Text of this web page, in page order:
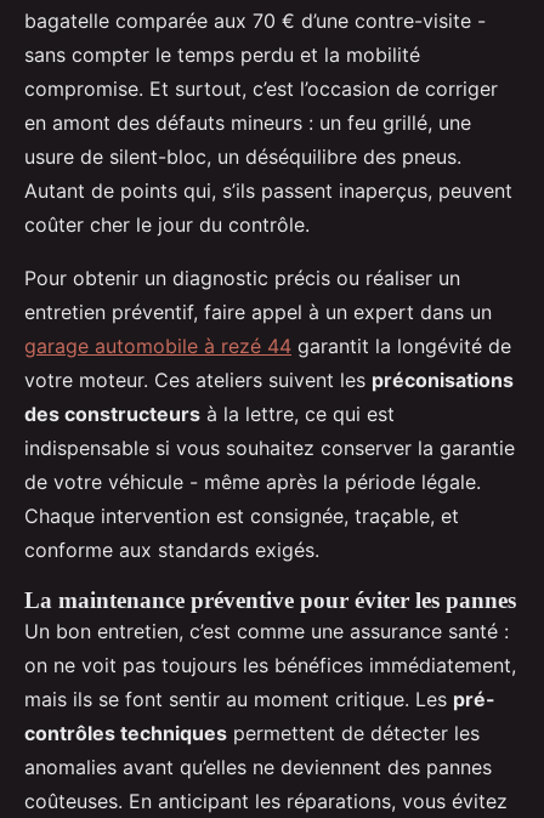
bagatelle comparée aux 70 € d’une contre-visite -
sans compter le temps perdu et la mobilité
compromise. Et surtout, c’est l’occasion de corriger
en amont des défauts mineurs : un feu grillé, une
usure de silent-bloc, un déséquilibre des pneus.
Autant de points qui, s’ils passent inaperçus, peuvent
coûter cher le jour du contrôle.
Pour obtenir un diagnostic précis ou réaliser un
entretien préventif, faire appel à un expert dans un
garage automobile à rezé 44 garantit la longévité de
votre moteur. Ces ateliers suivent les préconisations
des constructeurs à la lettre, ce qui est
indispensable si vous souhaitez conserver la garantie
de votre véhicule - même après la période légale.
Chaque intervention est consignée, traçable, et
conforme aux standards exigés.
La maintenance préventive pour éviter les pannes
Un bon entretien, c’est comme une assurance santé :
on ne voit pas toujours les bénéfices immédiatement,
mais ils se font sentir au moment critique. Les pré-
contrôles techniques permettent de détecter les
anomalies avant qu’elles ne deviennent des pannes
coûteuses. En anticipant les réparations, vous évitez